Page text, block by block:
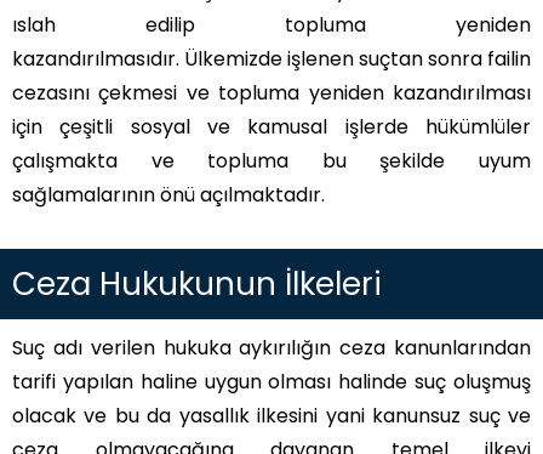
ıslah edilip topluma yeniden
kazandırılmasıdır. Ülkemizde işlenen suçtan sonra failin
cezasını çekmesi ve topluma yeniden kazandırılması
için çeşitli sosyal ve kamusal işlerde hükümlüler
çalışmakta ve topluma bu şekilde uyum
sağlamalarının önü açılmaktadır.
Ceza Hukukunun İlkeleri
Suç adı verilen hukuka aykırılığın ceza kanunlarından
tarifi yapılan haline uygun olması halinde suç oluşmuş
olacak ve bu da yasallık ilkesini yani kanunsuz suç ve